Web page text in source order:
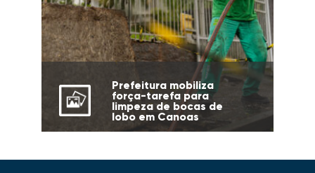
Prefeitura mobiliza
força-tarefa para
limpeza de bocas de
lobo em Canoas